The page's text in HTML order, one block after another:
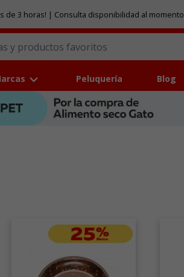
de 3 horas! | Consulta disponibilidad al
Peluquería Blog